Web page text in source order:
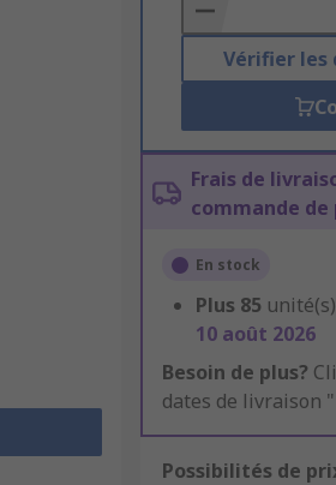
Vérifier les
Frais de
commande de
En stock
Plus 85
10 août 2026
Besoin de plus?
dates de livraison
Possibilités de